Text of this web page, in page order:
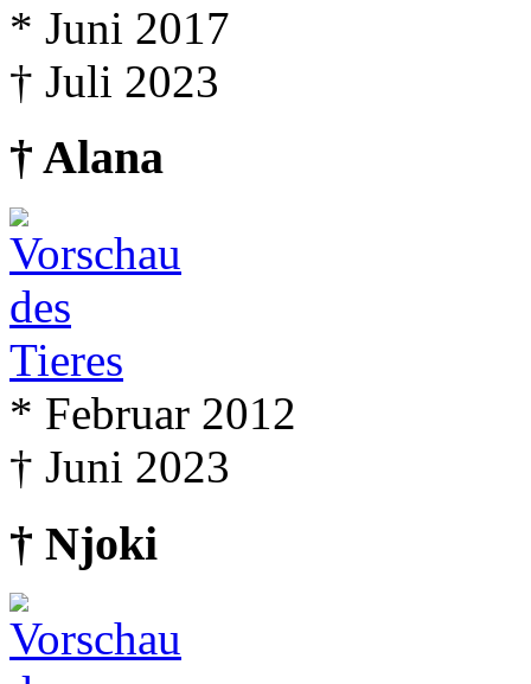
* Juni 2017
† Juli 2023
† Alana
* Februar 2012
† Juni 2023
† Njoki